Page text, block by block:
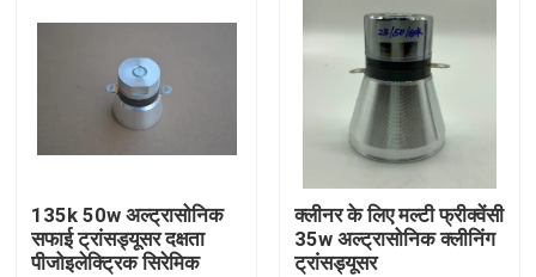
135k 50w अल्ट्रासोनिक
सफाई ट्रांसड्यूसर दक्षता
पीजोइलेक्ट्रिक सिरेमिक
क्लीनर के लिए मल्टी फ्रीक्वेंसी
35w अल्ट्रासोनिक क्लीनिंग
ट्रांसड्यूसर